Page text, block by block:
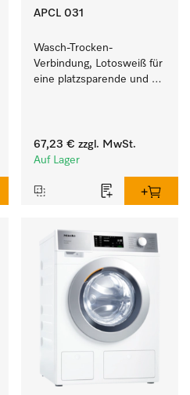
APCL 031
Wasch-Trocken-
Verbindung, Lotosweiß für
eine platzsparende und
67,23 € zzgl. MwSt.
Auf Lager